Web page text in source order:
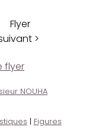
Flyer
>
flyer
NOUHA
| Figures